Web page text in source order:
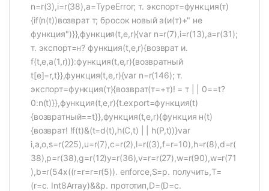
n=r(3),i=r(38),a=TypeError; т. экспорт=функция(т)
{if(n(t))возврат т; бросок новый а(и(т)+" не
функция")}},функция(t,e,r){var n=r(7),i=r(13),a=r(31);
т. экспорт=н? функция(t,e,r){возврат и.
f(t,e,a(1,r))}:функция(t,e,r){возвратный
t[e]=r,t}},функция(t,e,r){var n=r(146); т.
экспорт=функция(т){возврат(т=+т)! = т | | 0==t?
0:n(t)}},функция(t,e,r){t.export=функция(t)
{возвратный==t}},функция(t,e,r){функция н(t)
{возврат! !f(t)&(t=d(t),h(C,t) | | h(P,t))}var
i,a,o,s=r(225),u=r(7),c=r(2),l=r((3),f=r=10),h=r(8),d=r(
38),p=r(38),g=r(12)y=r(36),v=r=r(27),w=r(90),w=r(71
),b=r(54x((r=r=r=r(5)). enforce,S=р. получить,T=
(r=c. Int8Array)&&р. прототип,D=(D=c.